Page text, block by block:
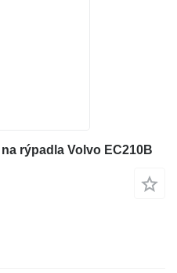
rýpadla Volvo EC210B